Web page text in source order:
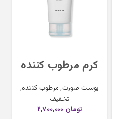
کرم مرطوب کننده
هیالوسیکا سنتلا
Skin 1004
Centella Hyalu-
پوست صورت,مرطوب کننده,
تخفیف
۲,۷۰۰,۰۰۰ تومان